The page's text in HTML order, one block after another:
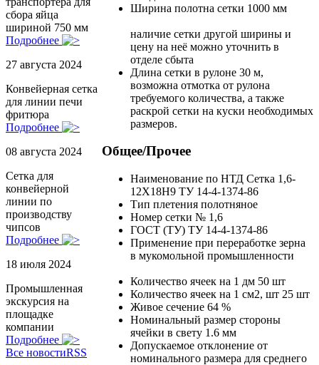
сбора яйца
шириной 750 мм
Подробнее
27 августа 2024
Конвейерная сетка
для линии печи
фритюра
Подробнее
08 августа 2024
Сетка для
конвейерной
линии по
производству
чипсов
Подробнее
18 июля 2024
Промышленная
экскурсия на
площадке
компании
Подробнее
Все новостиRSS
Ширина полотна сетки 1000 мм
наличие сетки другой ширины и
цену на неё можно уточнить в
отделе сбыта
Длина сетки в рулоне 30 м,
возможна отмотка от рулона
требуемого количества, а также
раскрой сетки на куски необходимых
размеров.
Общее/Прочее
Наименование по НТД Сетка 1,6-
12Х18Н9 ТУ 14-4-1374-86
Тип плетения полотняное
Номер сетки № 1,6
ГОСТ (ТУ) ТУ 14-4-1374-86
Применение при переработке зерна
в мукомольной промышленности
Количество ячеек на 1 дм 50 шт
Количество ячеек на 1 см2, шт 25 шт
Живое сечение 64 %
Номинальный размер стороны
ячейки в свету 1.6 мм
Допускаемое отклонение от
номинального размера для среднего